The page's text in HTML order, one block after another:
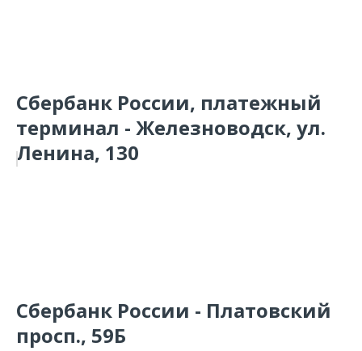
Сбербанк России, платежный
терминал - Железноводск, ул.
Ленина, 130
Сбербанк России - Платовский
просп., 59Б